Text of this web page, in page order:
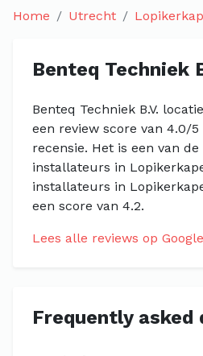
Home Utrecht
Benteq Techniek
Benteq Techniek B.V.
een review score van 4.0/5
recensie. Het is een van
installateurs in
installateurs in
een score van 4.2.
Lees alle reviews op
Frequently asked